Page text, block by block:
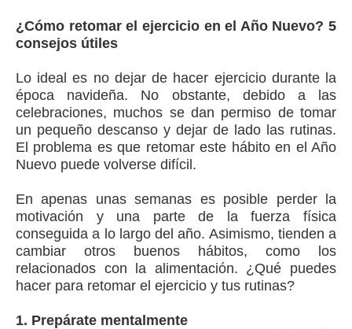
¿Cómo retomar el ejercicio en el Año Nuevo? 5
consejos útiles
Lo ideal es no dejar de hacer ejercicio durante la
época navideña. No obstante, debido a las
celebraciones, muchos se dan permiso de tomar
un pequeño descanso y dejar de lado las rutinas.
El problema es que retomar este hábito en el Año
Nuevo puede volverse difícil.
En apenas unas semanas es posible perder la
motivación y una parte de la fuerza física
conseguida a lo largo del año. Asimismo, tienden a
cambiar otros buenos hábitos, como los
relacionados con la alimentación. ¿Qué puedes
hacer para retomar el ejercicio y tus rutinas?
1. Prepárate mentalmente